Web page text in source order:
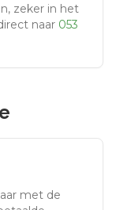
zeker in het
naar 053
met de